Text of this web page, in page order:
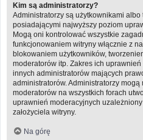
Kim są administratorzy?
Administratorzy są użytkownikami
posiadającymi najwyższy poziom
Mogą oni kontrolować wszystkie
funkcjonowaniem witryny włącznie z
blokowaniem użytkowników,
moderatorów itp. Zakres ich
innych administratorów mających
administratorów. Administratorzy mogą
moderatorów na wszystkich forach
uprawnień moderacyjnych
założyciela witryny.
Na górę